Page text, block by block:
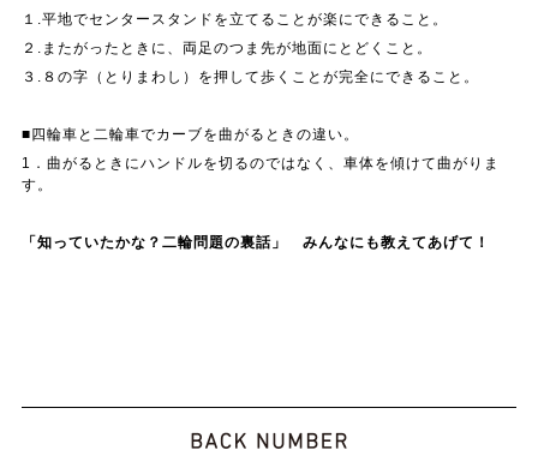
１.平地でセンタースタンドを立てることが楽にできること。
２.またがったときに、両足のつま先が地面にとどくこと。
３.８の字（とりまわし）を押して歩くことが完全にできること。
■四輪車と二輪車でカーブを曲がるときの違い。
1．曲がるときにハンドルを切るのではなく、車体を傾けて曲がりま
す。
「知っていたかな？二輪問題の裏話」 みんなにも教えてあげて！